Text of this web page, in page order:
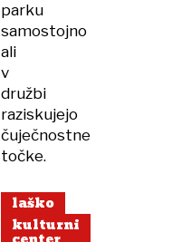
parku
samostojno
ali
v
družbi
raziskujejo
čuječnostne
točke.
laško
kulturni